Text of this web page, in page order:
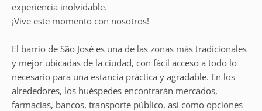
experiencia inolvidable.
¡Vive este momento con nosotros!
El barrio de São José es una de las zonas más tradicionales
y mejor ubicadas de la ciudad, con fácil acceso a todo lo
necesario para una estancia práctica y agradable. En los
alrededores, los huéspedes encontrarán mercados,
farmacias, bancos, transporte público, así como opciones